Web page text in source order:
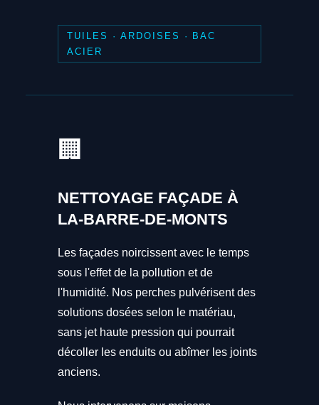
TUILES · ARDOISES · BAC
ACIER
🏢
NETTOYAGE FAÇADE À
LA-BARRE-DE-MONTS
Les façades noircissent avec le temps
sous l'effet de la pollution et de
l'humidité. Nos perches pulvérisent des
solutions dosées selon le matériau,
sans jet haute pression qui pourrait
décoller les enduits ou abîmer les joints
anciens.